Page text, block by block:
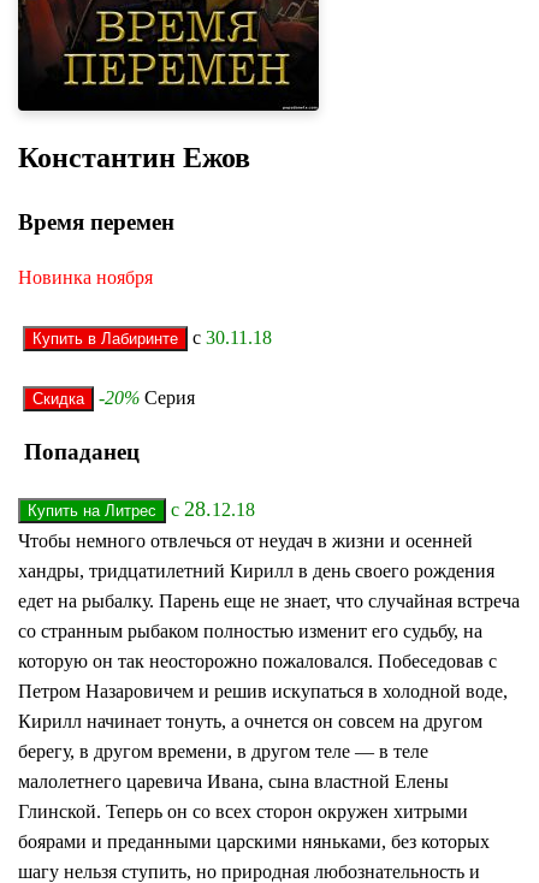
Константин Ежов
Время перемен
Новинка ноября
с 30.11.18
-20% Серия
Попаданец
с 28.12.18
Чтобы немного отвлечься от неудач в жизни и осенней
хандры, тридцатилетний Кирилл в день своего рождения
едет на рыбалку. Парень еще не знает, что случайная встреча
со странным рыбаком полностью изменит его судьбу, на
которую он так неосторожно пожаловался. Побеседовав с
Петром Назаровичем и решив искупаться в холодной воде,
Кирилл начинает тонуть, а очнется он совсем на другом
берегу, в другом времени, в другом теле — в теле
малолетнего царевича Ивана, сына властной Елены
Глинской. Теперь он со всех сторон окружен хитрыми
боярами и преданными царскими няньками, без которых
шагу нельзя ступить, но природная любознательность и